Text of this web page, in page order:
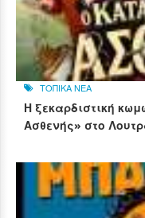
ΤΟΠΙΚΑ ΝΕΑ
Η ξεκαρδιστική
Ασθενής» στο